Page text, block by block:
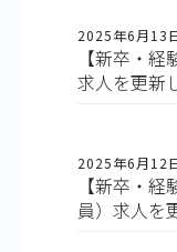
2025年6月13
【新卒・
求人を更新
2025年6月12
【新卒・
員）求人を